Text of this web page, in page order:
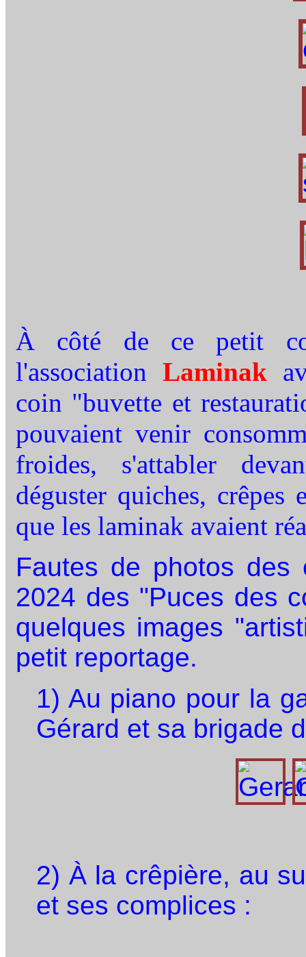
À côté de ce petit
l'association Laminak
coin "buvette et
pouvaient venir
froides, s'attabler
déguster quiches, crêpes
que les laminak avaient
Fautes de photos des
2024 des "Puces des
quelques images
petit reportage.
1) Au piano pour la
Gérard et sa brigade
2) À la crêpière, au
et ses complices :